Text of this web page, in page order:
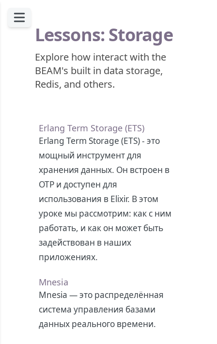
Lessons: Storage
Explore how interact with the
BEAM's built in data storage,
Redis, and others.
Erlang Term Storage (ETS)
Erlang Term Storage (ETS) - это
мощный инструмент для
хранения данных. Он встроен в
OTP и доступен для
использования в Elixir. В этом
уроке мы рассмотрим: как с ним
работать, и как он может быть
задействован в наших
приложениях.
Mnesia
Mnesia — это распределённая
система управления базами
данных реального времени.